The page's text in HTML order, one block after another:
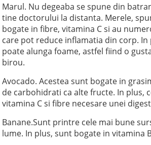
Marul. Nu degeaba se spune din
tine doctorului la distanta. Merele,
bogate in fibre, vitamina C si au
care pot reduce inflamatia din corp.
poate alunga foame, astfel fiind o
birou.
Avocado. Acestea sunt bogate in
de carbohidrati ca alte fructe. In plus,
vitamina C si fibre necesare unei
Banane.Sunt printre cele mai bune
lume. In plus, sunt bogate in vitamina